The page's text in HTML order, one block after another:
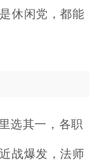
休闲党，都能
选其一，各职
战爆发，法师